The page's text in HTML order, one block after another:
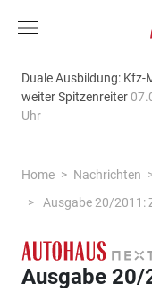
Duale Ausbildung: Kfz-
weiter Spitzenreiter
Uhr
Home Nachrichten
Ausgabe 20/2011:
Ausgabe 20/